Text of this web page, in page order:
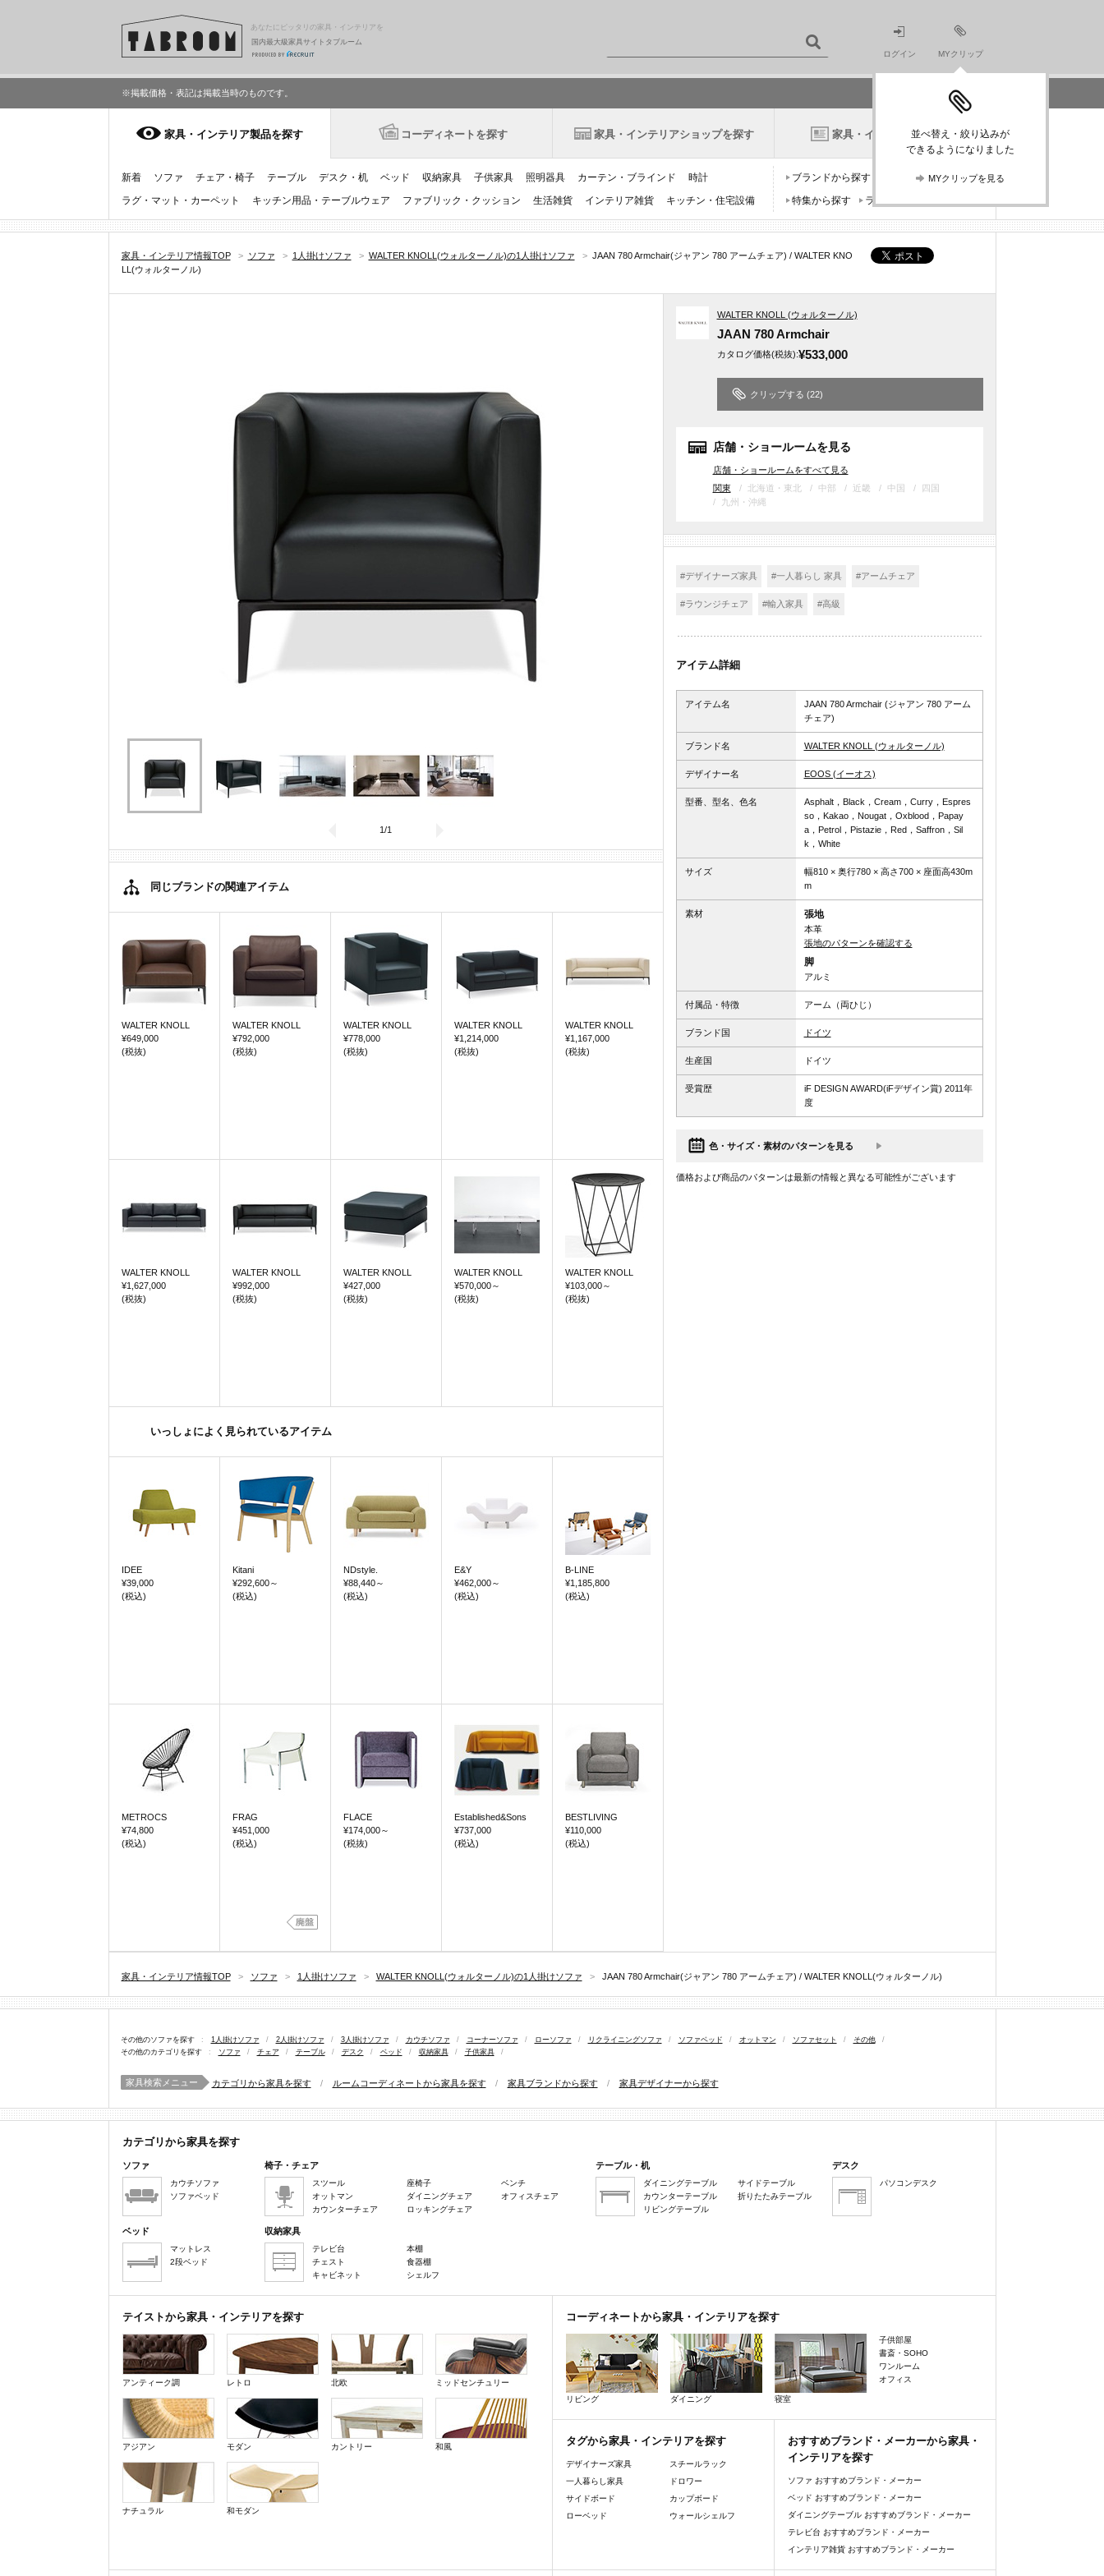
あなたにピッタリの家具・インテリアを
国内最大級家具サイトタブルーム
ログイン MYクリップ
並べ替え・絞り込みが
できるようになりました
MYクリップを見る
※掲載価格・表記は掲載当時のものです。
家具・インテリア製品を探す コーディネートを探す 家具・インテリアショップを探す 家具・インテリアニュース
新着 ソファ チェア・椅子 テーブル デスク・机 ベッド 収納家具 子供家具 照明器具 カーテン・ブラインド
時計
ラグ・マット・カーペット
キッチン用品・テーブルウェア ファブリック・クッション 生活雑貨 インテリア雑貨 キッチン・住宅設備
ブランドから探す
デザイナーから探す
特集から探す
ランキングから探す
家具・インテリア情報TOP > ソファ > 1人掛けソファ > WALTER KNOLL(ウォルターノル)の1人掛けソファ > JAAN 780 Armchair(ジャアン 780 アームチェア) / WALTER KNO
LL(ウォルターノル)
1/1
同じブランドの関連アイテム
WALTER KNOLL
¥649,000
(税抜)
WALTER KNOLL
¥792,000
(税抜)
WALTER KNOLL
¥778,000
(税抜)
WALTER KNOLL
¥1,214,000
(税抜)
WALTER KNOLL
¥1,167,000
(税抜)
WALTER KNOLL
¥1,627,000
(税抜)
WALTER KNOLL
¥992,000
(税抜)
WALTER KNOLL
¥427,000
(税抜)
WALTER KNOLL
¥570,000～
(税抜)
WALTER KNOLL
¥103,000～
(税抜)
いっしょによく見られているアイテム
IDEE
¥39,000
(税込)
Kitani
¥292,600～
(税込)
NDstyle.
¥88,440～
(税込)
E&Y
¥462,000～
(税込)
B-LINE
¥1,185,800
(税込)
METROCS
¥74,800
(税込)
FRAG
¥451,000
(税込)
FLACE
¥174,000～
(税抜)
Established&Sons
¥737,000
(税込)
BESTLIVING
¥110,000
(税込)
WALTER KNOLL (ウォルターノル)
JAAN 780 Armchair
カタログ価格(税抜):¥533,000
クリップする (22)
店舗・ショールームを見る
店舗・ショールームをすべて見る
関東
北海道・東北 中部 近畿 中国
四国
九州・沖縄
#デザイナーズ家具 #一人暮らし 家具 #アームチェア
#ラウンジチェア #輸入家具 #高級
アイテム詳細
アイテム名
JAAN 780 Armchair (ジャアン 780 アーム
チェア)
ブランド名 WALTER KNOLL (ウォルターノル)
デザイナー名 EOOS (イーオス)
型番、型名、色名
Asphalt，Black，Cream，Curry，Espres
so，Kakao，Nougat，Oxblood，Papay
a，Petrol，Pistazie，Red，Saffron，Sil
k，White
サイズ
幅810 × 奥行780 × 高さ700 × 座面高430m
m
素材 張地
本革
張地のパターンを確認する
脚
アルミ
付属品・特徴 アーム（両ひじ）
ブランド国 ドイツ
生産国 ドイツ
受賞歴
iF DESIGN AWARD(iFデザイン賞) 2011年
度
色・サイズ・素材のパターンを見る
価格および商品のパターンは最新の情報と異なる可能性がございます
家具・インテリア情報TOP > ソファ > 1人掛けソファ > WALTER KNOLL(ウォルターノル)の1人掛けソファ > JAAN 780 Armchair(ジャアン 780 アームチェア) / WALTER KNOLL(ウォルターノル)
その他のソファを探す : 1人掛けソファ / 2人掛けソファ / 3人掛けソファ / カウチソファ / コーナーソファ / ローソファ / リクライニングソファ / ソファベッド / オットマン / ソファセット / その他
/
その他のカテゴリを探す
: ソファ / チェア / テーブル / デスク / ベッド / 収納家具 / 子供家具 /
家具検索メニュー カテゴリから家具を探す / ルームコーディネートから家具を探す / 家具ブランドから探す / 家具デザイナーから探す
カテゴリから家具を探す
ソファ
カウチソファ
ソファベッド
椅子・チェア
スツール
オットマン
カウンターチェア
座椅子
ダイニングチェア
ロッキングチェア
ベンチ
オフィスチェア
テーブル・机
ダイニングテーブル
カウンターテーブル
リビングテーブル
サイドテーブル
折りたたみテーブル
デスク
パソコンデスク
ベッド
マットレス
2段ベッド
収納家具
テレビ台
チェスト
キャビネット
本棚
食器棚
シェルフ
テイストから家具・インテリアを探す
アンティーク調 レトロ 北欧 ミッドセンチュリー
アジアン モダン カントリー 和風
ナチュラル 和モダン
コーディネートから家具・インテリアを探す
リビング ダイニング 寝室
子供部屋
書斎・SOHO
ワンルーム
オフィス
タグから家具・インテリアを探す
デザイナーズ家具
一人暮らし家具
サイドボード
ローベッド
スチールラック
ドロワー
カップボード
ウォールシェルフ
おすすめブランド・メーカーから家具・
インテリアを探す
ソファ おすすめブランド・メーカー
ベッド おすすめブランド・メーカー
ダイニングテーブル おすすめブランド・メーカー
テレビ台 おすすめブランド・メーカー
インテリア雑貨 おすすめブランド・メーカー